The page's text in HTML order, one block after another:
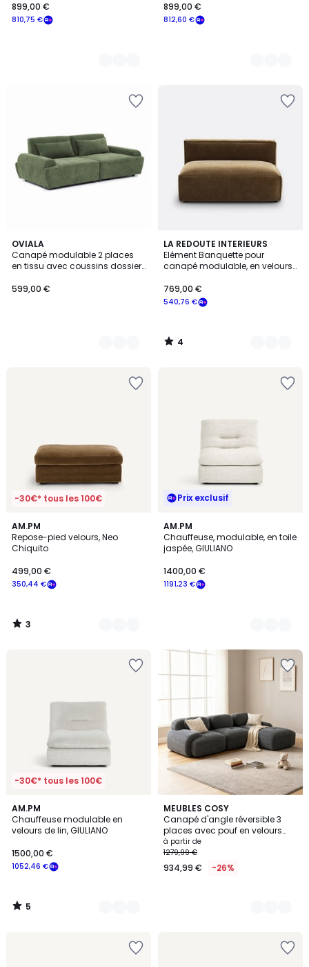
810,75 €
899,00 €
812,60 €
899,00 €
OVIALA
Canapé modulable 2 places
en tissu avec coussins dossier
599,00 €
4
Couleurs
LA REDOUTE INTERIEURS
Elément Banquette pour
canapé modulable, en velours
540,76 €
769,00 €
4
/
5
4
Couleurs
4
/
-30€* tous les 100€
AM.PM
Repose-pied velours, Neo
Chiquito
350,44 €
499,00 €
3
/
5
5
Couleurs
3
/
Prix exclusif
AM.PM
Chauffeuse, modulable, en toile
jaspée, GIULIANO
1191,23 €
1400,00 €
3
Couleurs
-30€* tous les 100€
AM.PM
Chauffeuse modulable en
velours de lin, GIULIANO
1052,46 €
1500,00 €
5
/
5
5
Couleurs
5
/
MEUBLES COSY
Canapé d'angle réversible 3
places avec pouf en velours
côtelé, SNOW
à partir de
1279,99 €
934,99 € -26%
5
Couleurs